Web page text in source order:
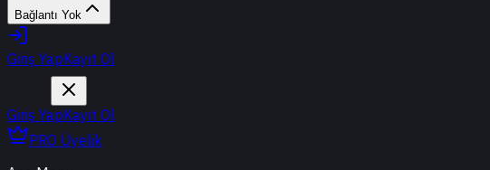
Bağlantı Yok
Giriş YapKayıt Ol
Giriş YapKayıt Ol
PRO Üyelik